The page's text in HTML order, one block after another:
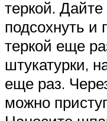
теркой.
подсохнуть и
теркой еще
штукатурки,
еще раз.
можно